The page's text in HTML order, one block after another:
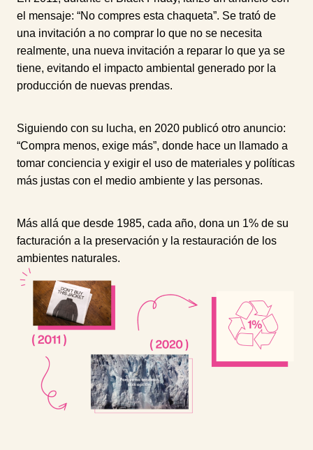
i
e
e
u
t
e
l
e
el mensaje: “No compres esta chaqueta”. Se trató de
una invitación a no comprar lo que no se necesita
realmente, una nueva invitación a reparar lo que ya se
tiene, evitando el impacto ambiental generado por la
producción de nuevas prendas.
Siguiendo con su lucha, en 2020 publicó otro anuncio:
“Compra menos, exige más”, donde hace un llamado a
tomar conciencia y exigir el uso de materiales y políticas
más justas con el medio ambiente y las personas.
Más allá que desde 1985, cada año, dona un 1% de su
facturación a la preservación y la restauración de los
ambientes naturales.